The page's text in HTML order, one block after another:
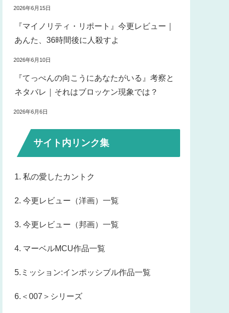
2026年6月15日
『マイノリティ・リポート』今更レビュー｜
あんた、36時間後に人殺すよ
2026年6月10日
『てっぺんの向こうにあなたがいる』考察と
ネタバレ｜それはブロッケン現象では？
2026年6月6日
サイト内リンク集
1. 私の愛したカントク
2. 今更レビュー（洋画）一覧
3. 今更レビュー（邦画）一覧
4. マーベルMCU作品一覧
5.ミッション:インポッシブル作品一覧
6.＜007＞シリーズ